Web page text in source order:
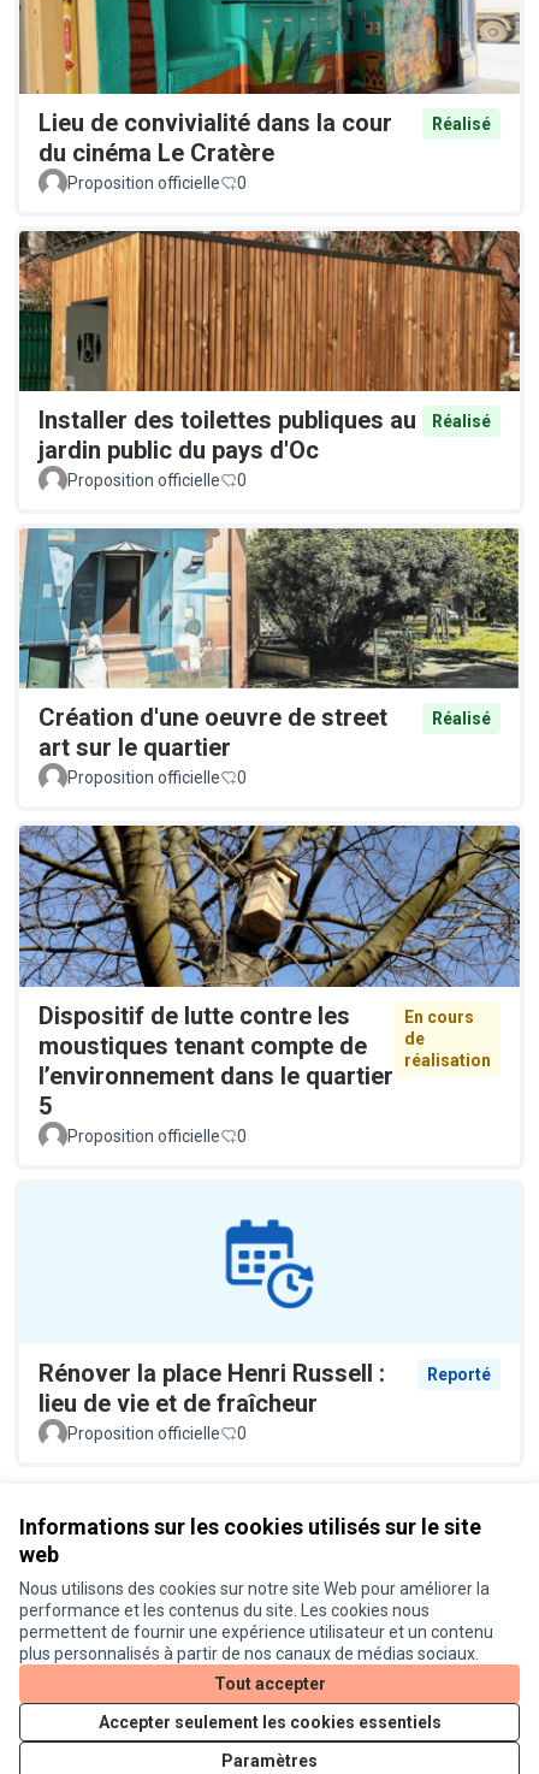
Informations sur les cookies utilisés sur le site
web
Nous utilisons des cookies sur notre site Web pour améliorer la
performance et les contenus du site. Les cookies nous
permettent de fournir une expérience utilisateur et un contenu
plus personnalisés à partir de nos canaux de médias sociaux.
Tout accepter
Accepter seulement les cookies essentiels
Paramètres
Lieu de convivialité dans la cour
du cinéma Le Cratère
Réalisé
Proposition officielle 0
Installer des toilettes publiques au
jardin public du pays d'Oc
Réalisé
Proposition officielle 0
Création d'une oeuvre de street
art sur le quartier
Réalisé
Proposition officielle 0
Dispositif de lutte contre les
moustiques tenant compte de
l’environnement dans le quartier
5
En cours
de
réalisation
Proposition officielle 0
Rénover la place Henri Russell :
lieu de vie et de fraîcheur
Reporté
Proposition officielle 0
Conditions d'utilisation
Paramètres des cookies
Je participe ! sur X
(Lien externe)
Je participe ! sur Facebook
Je participe ! sur Instagram
Licence
(Lien